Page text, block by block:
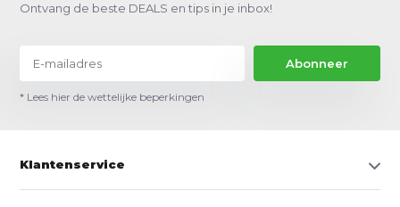
Ontvang de beste DEALS en tips in je inbox!
Abonneer
* Lees hier de wettelijke beperkingen
Klantenservice